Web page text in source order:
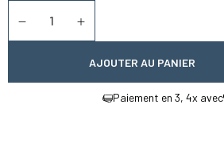
AJOUTER AU PANIER
Paiement en 3, 4x avec